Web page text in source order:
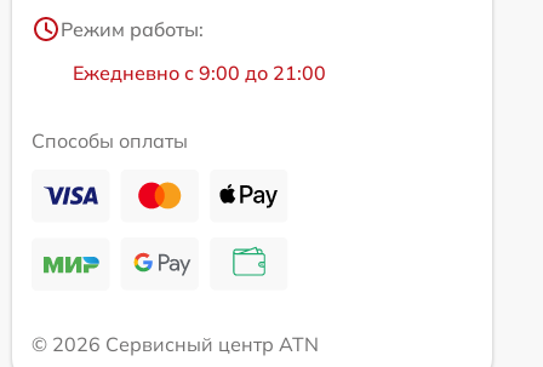
Режим работы:
Ежедневно с 9:00 до 21:00
Способы оплаты
© 2026 Сервисный центр ATN